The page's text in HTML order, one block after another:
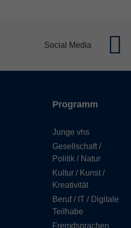
Social Media
Programm
Junge vhs
Gesellschaft /
Politik / Natur
Kultur / Kunst /
Kreativität
Beruf / IT / Digitale
Teilhabe
Fremdsprachen